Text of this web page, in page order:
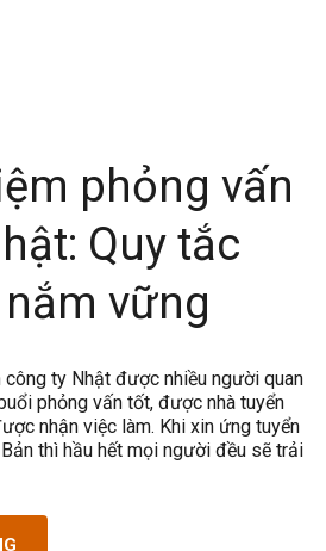
phỏng vấn
Quy tắc
vững
công ty Nhật được nhiều người quan
phỏng vấn tốt, được nhà tuyển
nhận việc làm. Khi xin ứng tuyển
thì hầu hết mọi người đều sẽ trải